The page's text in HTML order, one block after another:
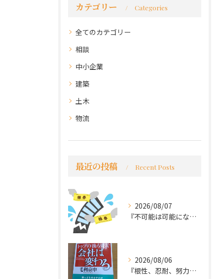
カテゴリー Categories
全てのカテゴリー
相談
中小企業
建築
土木
物流
最近の投稿 Recent Posts
2026/08/07
『不可能は可能になる』
2026/08/06
『根性、忍耐、努力という言葉は死語なのか』